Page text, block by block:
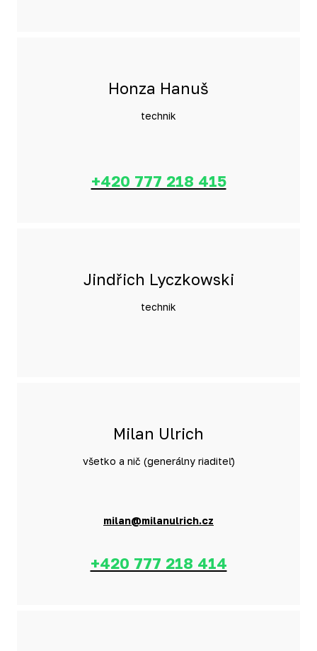
Honza Hanuš
technik
+420 777 218 415
Jindřich Lyczkowski
technik
Milan Ulrich
všetko a nič (generálny riaditeľ)
milan@milanulrich.cz
+420 777 218 414